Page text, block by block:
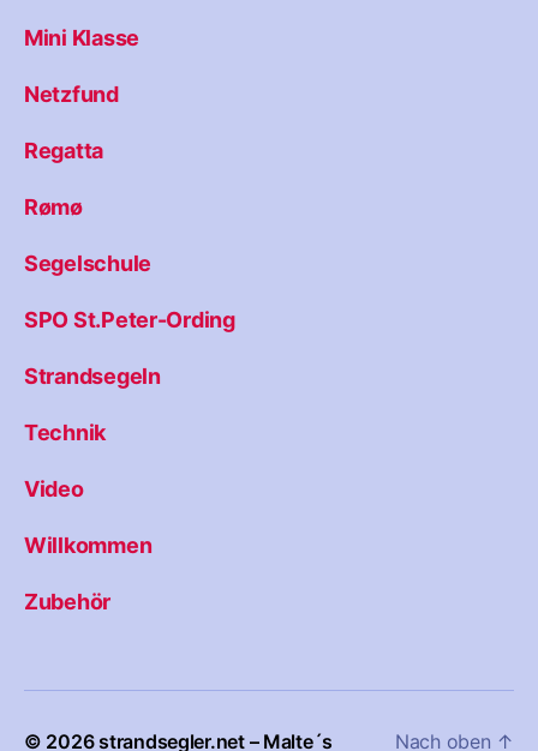
Mini Klasse
Netzfund
Regatta
Rømø
Segelschule
SPO St.Peter-Ording
Strandsegeln
Technik
Video
Willkommen
Zubehör
© 2026strandsegler.net – Malte´s Nach oben ↑